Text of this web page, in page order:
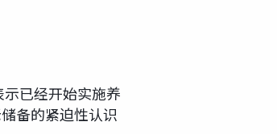
已经开始实施养
备的紧迫性认识